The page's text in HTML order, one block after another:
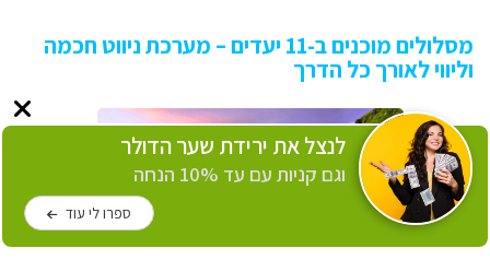
מסלולים מוכנים ב-11 יעדים – מערכת ניווט חכמה
וליווי לאורך כל הדרך
לנצל את ירידת שער הדולר
וגם קניות עם עד 10% הנחה
ספרו לי עוד